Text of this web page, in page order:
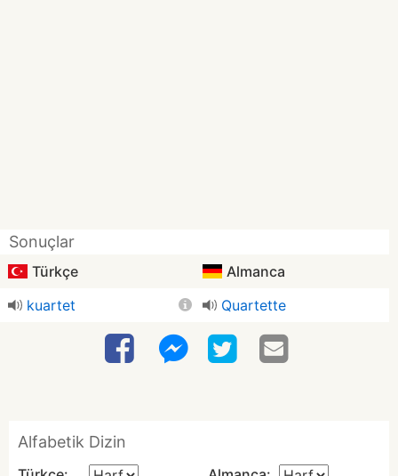
Sonuçlar
Türkçe
Almanca
kuartet
Quartette
Alfabetik Dizin